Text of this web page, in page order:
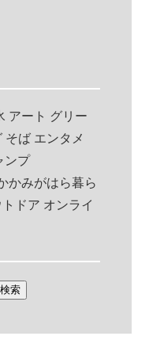
アート グリー
そば エンタメ
ンプ
かみがはら暮ら
トドア オンライ